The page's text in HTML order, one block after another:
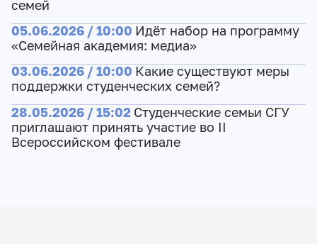
семей
05.06.2026 / 10:00 Идёт набор на программу
«Семейная академия: медиа»
03.06.2026 / 10:00 Какие существуют меры
поддержки студенческих семей?
28.05.2026 / 15:02 Студенческие семьи СГУ
приглашают принять участие во II
Всероссийском фестивале